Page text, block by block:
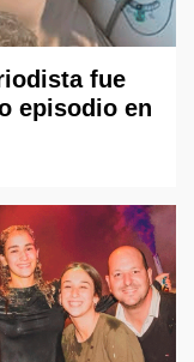
fue
episodio en